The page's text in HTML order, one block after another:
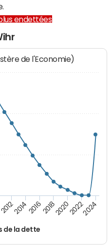
endettées
de l'Economie)
de la dette
2012201420162018202020222024